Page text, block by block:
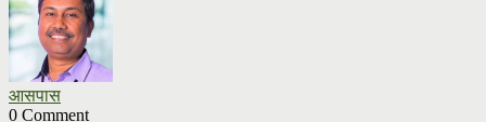
आसपास
0 Comment